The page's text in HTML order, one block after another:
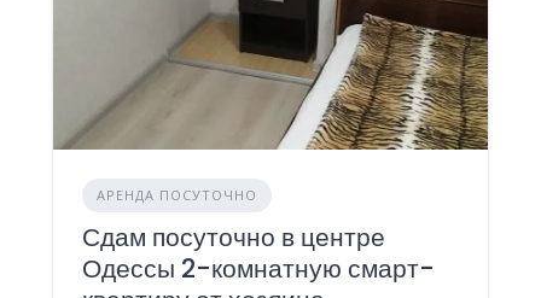
АРЕНДА ПОСУТОЧНО
Сдам посуточно в центре
Одессы 2-комнатную смарт-